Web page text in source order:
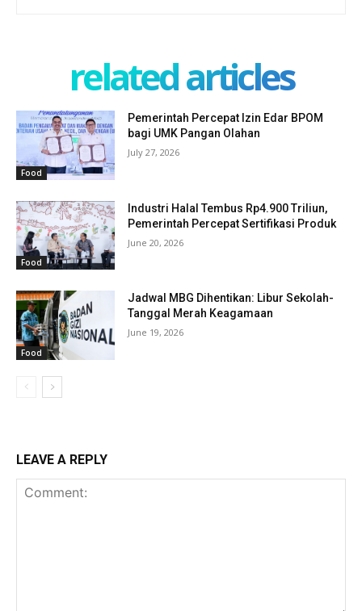
related articles
Food
Pemerintah Percepat Izin Edar BPOM
bagi UMK Pangan Olahan
July 27, 2026
Food
Industri Halal Tembus Rp4.900 Triliun,
Pemerintah Percepat Sertifikasi Produk
June 20, 2026
Food
Jadwal MBG Dihentikan: Libur Sekolah-
Tanggal Merah Keagamaan
June 19, 2026
LEAVE A REPLY